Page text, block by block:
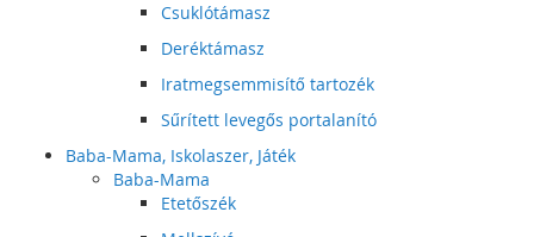
Csuklótámasz
Deréktámasz
Iratmegsemmisítő tartozék
Sűrített levegős portalanító
Baba-Mama, Iskolaszer, Játék
Baba-Mama
Etetőszék